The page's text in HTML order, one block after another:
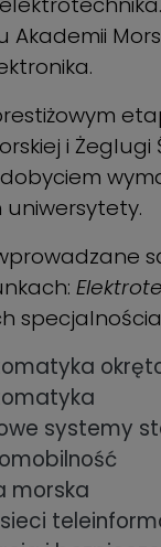
Akademii
i
systemy
morska